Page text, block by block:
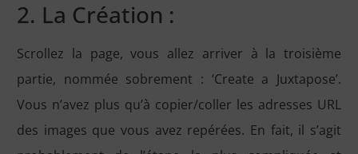
2. La Création :
Scrollez la page, vous allez arriver à la troisième
partie, nommée sobrement : ‘Create a Juxtapose’.
Vous n’avez plus qu’à copier/coller les adresses URL
des images que vous avez repérées. En fait, il s’agit